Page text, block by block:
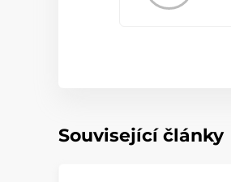
Související články